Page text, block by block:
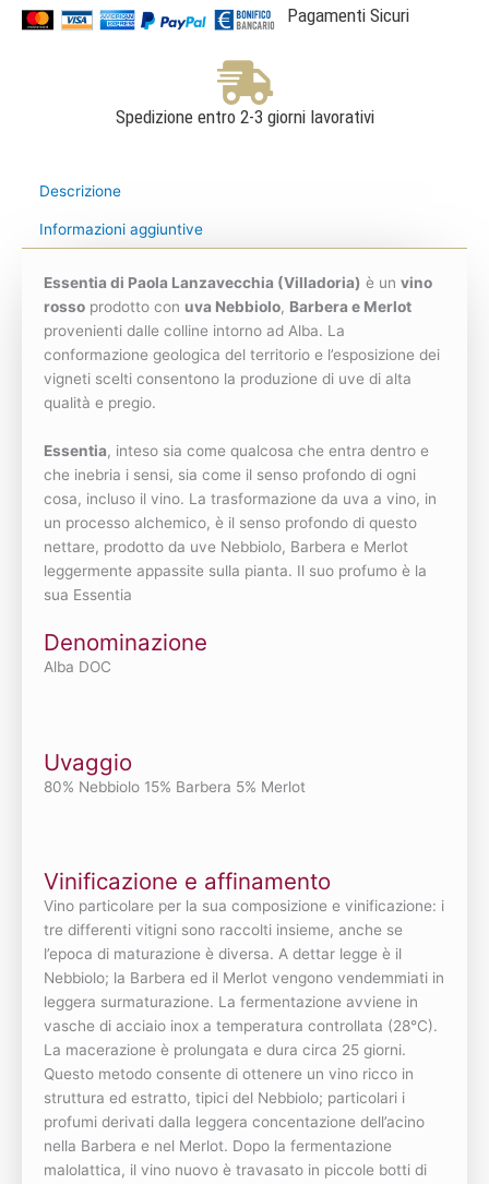
Pagamenti Sicuri
Spedizione entro 2-3 giorni lavorativi
Descrizione
Informazioni aggiuntive
Essentia di Paola Lanzavecchia (Villadoria) è un vino
rosso prodotto con uva Nebbiolo, Barbera e Merlot
provenienti dalle colline intorno ad Alba. La
conformazione geologica del territorio e l’esposizione dei
vigneti scelti consentono la produzione di uve di alta
qualità e pregio.
Essentia, inteso sia come qualcosa che entra dentro e
che inebria i sensi, sia come il senso profondo di ogni
cosa, incluso il vino. La trasformazione da uva a vino, in
un processo alchemico, è il senso profondo di questo
nettare, prodotto da uve Nebbiolo, Barbera e Merlot
leggermente appassite sulla pianta. Il suo profumo è la
sua Essentia
Denominazione
Alba DOC
Uvaggio
80% Nebbiolo 15% Barbera 5% Merlot
Vinificazione e affinamento
Vino particolare per la sua composizione e vinificazione: i
tre differenti vitigni sono raccolti insieme, anche se
l’epoca di maturazione è diversa. A dettar legge è il
Nebbiolo; la Barbera ed il Merlot vengono vendemmiati in
leggera surmaturazione. La fermentazione avviene in
vasche di acciaio inox a temperatura controllata (28°C).
La macerazione è prolungata e dura circa 25 giorni.
Questo metodo consente di ottenere un vino ricco in
struttura ed estratto, tipici del Nebbiolo; particolari i
profumi derivati dalla leggera concentazione dell’acino
nella Barbera e nel Merlot. Dopo la fermentazione
malolattica, il vino nuovo è travasato in piccole botti di